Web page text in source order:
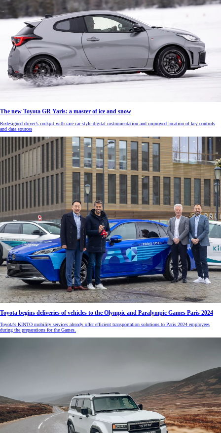
The new Toyota GR Yaris: a master of ice and snow
Redesigned driver’s cockpit with race car-style digital instrumentation and improved location of key controls
and data sources
Toyota begins deliveries of vehicles to the Olympic and Paralympic Games Paris 2024
Toyota's KINTO mobility services already offer efficient transportation solutions to Paris 2024 employees
during the preparations for the Games.